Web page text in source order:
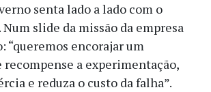
senta lado a lado com o
slide da missão da empresa
“queremos encorajar um
recompense a experimentação,
e reduza o custo da falha”.